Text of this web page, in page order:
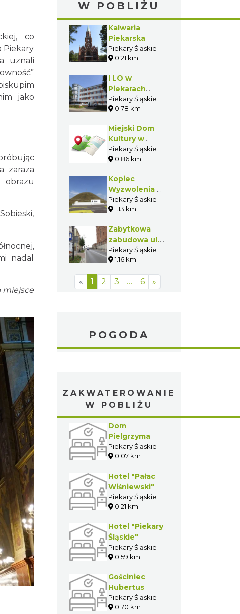
co
Piekary
uznali
jako
zaraza
obrazu
nadal
miejsce
impreza biegowa
największych
maratonów w
Polsce.
W POBLIŻU
Kalwaria
Piekarska
Piekary Śląskie
0.21 km
I LO w
Piekarach
Śląskich
Piekary Śląskie
0.78 km
Miejski Dom
Kultury w
Piekarach
Śląskich
Piekary Śląskie
0.86 km
Kopiec
Wyzwolenia w
Piekarach
Śląskich
Piekary Śląskie
1.13 km
Zabytkowa
zabudowa ul.
Bytomskiej w
Piekarach
Piekary Śląskie
1.16 km
« 1 2 3 … 6 »
POGODA
ZAKWATEROWANIE
W POBLIŻU
Dom
Pielgrzyma
Piekary Śląskie
0.07 km
Hotel "Pałac
Wiśniewski"
Piekary Śląskie
0.21 km
Hotel "Piekary
Śląskie"
Piekary Śląskie
0.59 km
Gościniec
Hubertus
Piekary Śląskie
0.70 km